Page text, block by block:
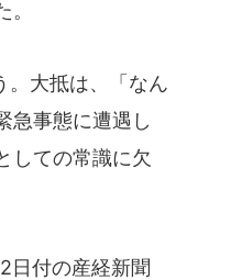
。大抵は、「なん
急事態に遭遇し
しての常識に欠
日付の産経新聞